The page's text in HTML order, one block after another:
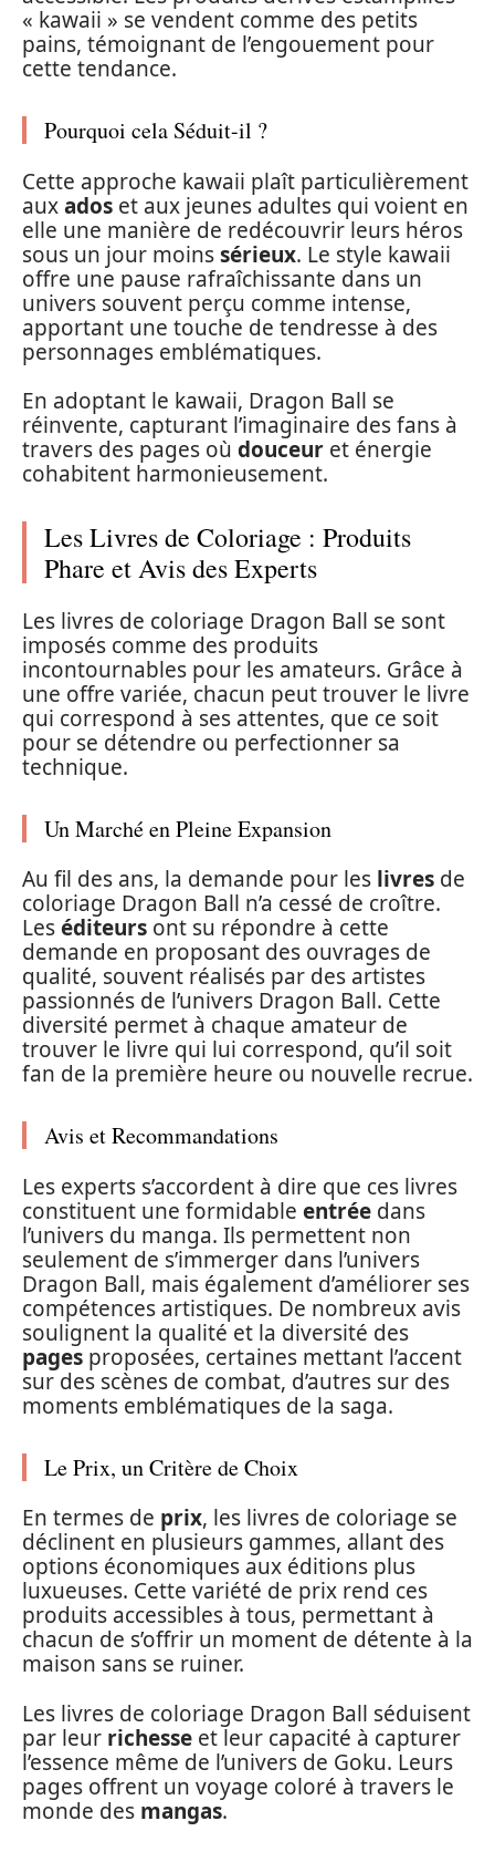
« kawaii » se vendent comme des petits
pains, témoignant de l’engouement pour
cette tendance.
Pourquoi cela Séduit-il ?
Cette approche kawaii plaît particulièrement
auxados et aux jeunes adultes qui voient en
elle une manière de redécouvrir leurs héros
sous un jour moinssérieux. Le style kawaii
offre une pause rafraîchissante dans un
univers souvent perçu comme intense,
apportant une touche de tendresse à des
personnages emblématiques.
En adoptant le kawaii, Dragon Ball se
réinvente, capturant l’imaginaire des fans à
travers des pages où douceur et énergie
cohabitent harmonieusement.
Les Livres de Coloriage : Produits
Phare et Avis des Experts
Les livres de coloriage Dragon Ball se sont
imposés comme des produits
incontournables pour les amateurs. Grâce à
une offre variée, chacun peut trouver le livre
qui correspond à ses attentes, que ce soit
pour se détendre ou perfectionner sa
technique.
Un Marché en Pleine Expansion
Au fil des ans, la demande pour les livres de
coloriage Dragon Ball n’a cessé de croître.
Leséditeurs ont su répondre à cette
demande en proposant des ouvrages de
qualité, souvent réalisés par des artistes
passionnés de l’univers Dragon Ball. Cette
diversité permet à chaque amateur de
trouver le livre qui lui correspond, qu’il soit
fan de la première heure ou nouvelle recrue.
Avis et Recommandations
Les experts s’accordent à dire que ces livres
constituent une formidable entrée dans
l’univers du manga. Ils permettent non
seulement de s’immerger dans l’univers
Dragon Ball, mais également d’améliorer ses
compétences artistiques. De nombreux avis
soulignent la qualité et la diversité des
pages proposées, certaines mettant l’accent
sur des scènes de combat, d’autres sur des
moments emblématiques de la saga.
Le Prix, un Critère de Choix
En termes de prix, les livres de coloriage se
déclinent en plusieurs gammes, allant des
options économiques aux éditions plus
luxueuses. Cette variété de prix rend ces
produits accessibles à tous, permettant à
chacun de s’offrir un moment de détente à la
maison sans se ruiner.
Les livres de coloriage Dragon Ball séduisent
par leur richesse et leur capacité à capturer
l’essence même de l’univers de Goku. Leurs
pages offrent un voyage coloré à travers le
monde des mangas.